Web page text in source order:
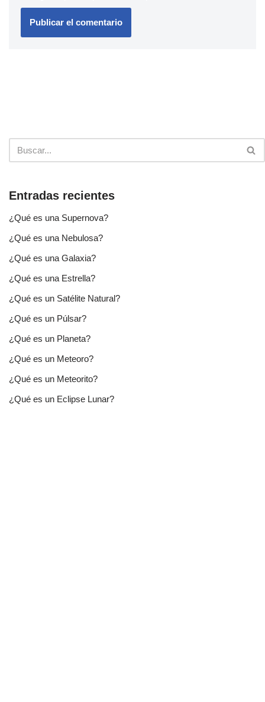
Entradas recientes
¿Qué es una Supernova?
¿Qué es una Nebulosa?
¿Qué es una Galaxia?
¿Qué es una Estrella?
¿Qué es un Satélite Natural?
¿Qué es un Púlsar?
¿Qué es un Planeta?
¿Qué es un Meteoro?
¿Qué es un Meteorito?
¿Qué es un Eclipse Lunar?